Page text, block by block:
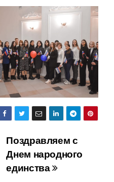
Поздравляем с
Днем народного
единства